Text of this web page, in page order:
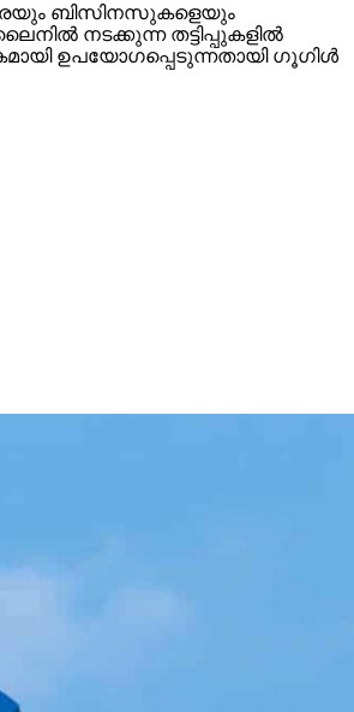
ബിസിനസുകളെയും
നടക്കുന്ന തട്ടിപ്പുകളില്‍
ഉപയോഗപ്പെടുന്നതായി ഗൂഗിള്‍